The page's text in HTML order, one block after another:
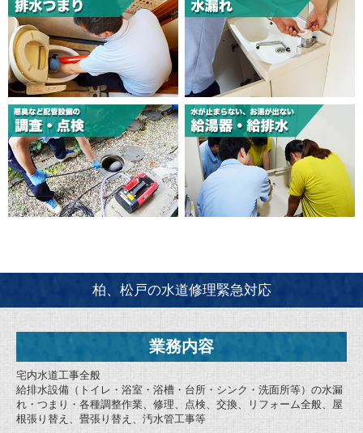
柏、松戸の水道修理緊急対応
業務内容
宅内水道工事全般
給排水設備（トイレ・浴室・浴槽・台所・シンク・洗面所等）の水漏
れ・つまり・各種調整作業、修理、点検、交換、リフォーム全般、屋
根張り替え、畳張り替え、汚水管工事等